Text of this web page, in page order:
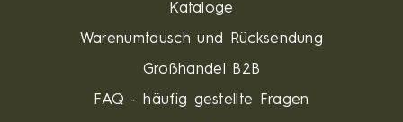
Kataloge
Warenumtausch und Rücksendung
Großhandel B2B
FAQ - häufig gestellte Fragen